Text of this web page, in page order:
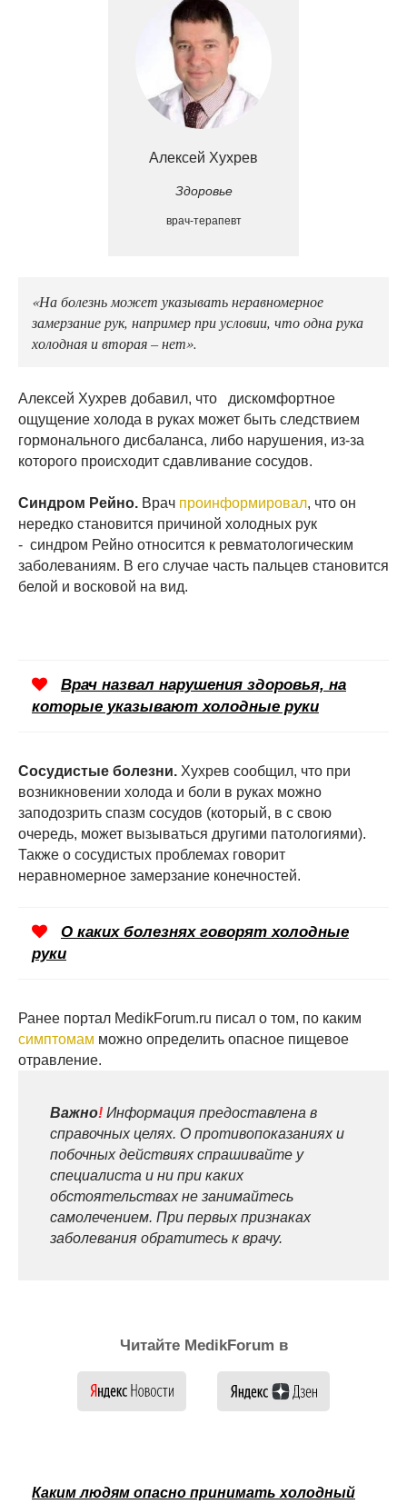
Алексей Хухрев
Здоровье
врач-терапевт
«На болезнь может указывать неравномерное
замерзание рук, например при условии, что одна рука
холодная и вторая – нет».
Алексей Хухрев добавил, что дискомфортное
ощущение холода в руках может быть следствием
гормонального дисбаланса, либо нарушения, из-за
которого происходит сдавливание сосудов.
Синдром Рейно. Врач проинформировал, что он
нередко становится причиной холодных рук
- синдром Рейно относится к ревматологическим
заболеваниям. В его случае часть пальцев становится
белой и восковой на вид.
Врач назвал нарушения здоровья, на
которые указывают холодные руки
Сосудистые болезни. Хухрев сообщил, что при
возникновении холода и боли в руках можно
заподозрить спазм сосудов (который, в с свою
очередь, может вызываться другими патологиями).
Также о сосудистых проблемах говорит
неравномерное замерзание конечностей.
О каких болезнях говорят холодные
руки
Ранее портал MedikForum.ru писал о том, по каким
симптомам можно определить опасное пищевое
отравление.
Важно! Информация предоставлена в
справочных целях. О противопоказаниях и
побочных действиях спрашивайте у
специалиста и ни при каких
обстоятельствах не занимайтесь
самолечением. При первых признаках
заболевания обратитесь к врачу.
Читайте MedikForum в
Каким людям опасно принимать холодный